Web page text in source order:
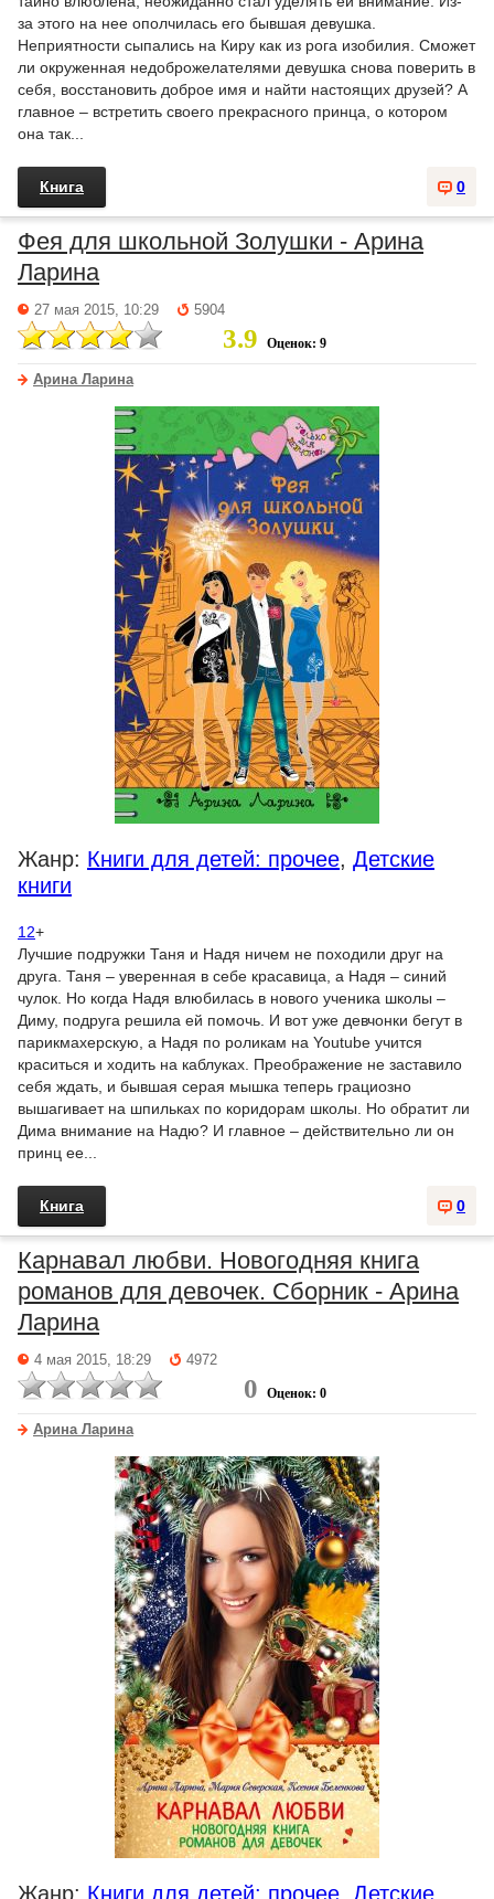
за этого на нее ополчилась его бывшая девушка.
Неприятности сыпались на Киру как из рога изобилия. Сможет
ли окруженная недоброжелателями девушка снова поверить в
себя, восстановить доброе имя и найти настоящих друзей? А
главное – встретить своего прекрасного принца, о котором
она так...
0
Книга
Фея для школьной Золушки - Арина
Ларина
27 мая 2015, 10:29 5904
3.9 Оценок: 9
Арина Ларина
Жанр: Книги для детей: прочее, Детские
книги
12+
Лучшие подружки Таня и Надя ничем не походили друг на
друга. Таня – уверенная в себе красавица, а Надя – синий
чулок. Но когда Надя влюбилась в нового ученика школы –
Диму, подруга решила ей помочь. И вот уже девчонки бегут в
парикмахерскую, а Надя по роликам на Youtube учится
краситься и ходить на каблуках. Преображение не заставило
себя ждать, и бывшая серая мышка теперь грациозно
вышагивает на шпильках по коридорам школы. Но обратит ли
Дима внимание на Надю? И главное – действительно ли он
принц ее...
0
Книга
Карнавал любви. Новогодняя книга
романов для девочек. Сборник - Арина
Ларина
4 мая 2015, 18:29 4972
0 Оценок: 0
Арина Ларина
Жанр: Книги для детей: прочее Детские